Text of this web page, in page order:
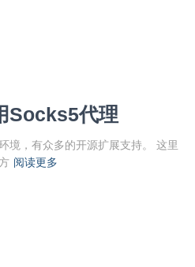
Socks5代理
境，有众多的开源扩展支持。 这里
阅读更多